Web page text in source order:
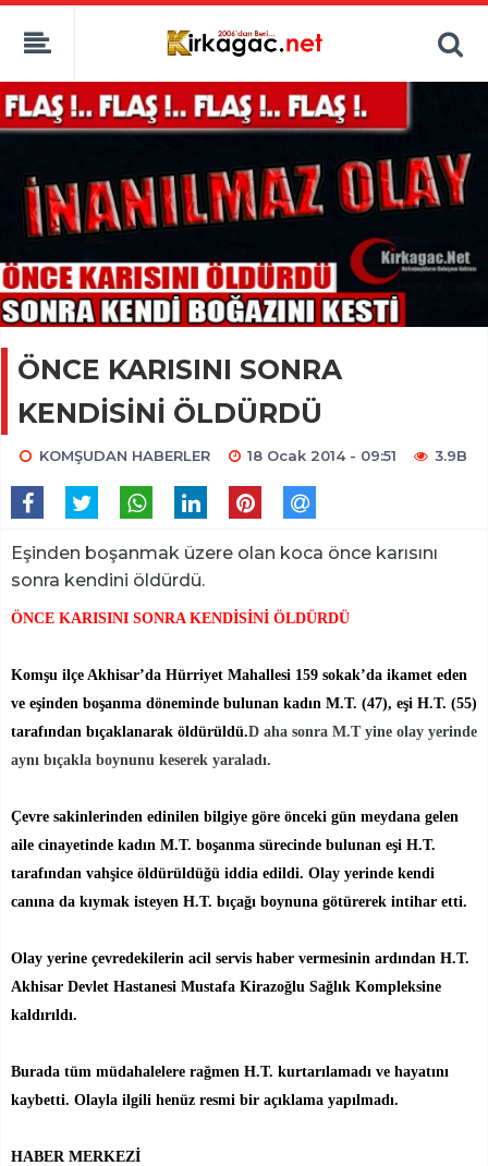
ÖNCE KARISINI SONRA
KENDİSİNİ ÖLDÜRDÜ
KOMŞUDAN HABERLER 18 Ocak 2014 - 09:51 3.9B
Eşinden boşanmak üzere olan koca önce karısını
sonra kendini öldürdü.
ÖNCE KARISINI SONRA KENDİSİNİ ÖLDÜRDÜ
Komşu ilçe Akhisar’da Hürriyet Mahallesi 159 sokak’da ikamet eden
ve eşinden boşanma döneminde bulunan kadın M.T. (47), eşi H.T. (55)
tarafından bıçaklanarak öldürüldü.D aha sonra M.T yine olay yerinde
aynı bıçakla boynunu keserek yaraladı.
Çevre sakinlerinden edinilen bilgiye göre önceki gün meydana gelen
aile cinayetinde kadın M.T. boşanma sürecinde bulunan eşi H.T.
tarafından vahşice öldürüldüğü iddia edildi. Olay yerinde kendi
canına da kıymak isteyen H.T. bıçağı boynuna götürerek intihar etti.
Olay yerine çevredekilerin acil servis haber vermesinin ardından H.T.
Akhisar Devlet Hastanesi Mustafa Kirazoğlu Sağlık Kompleksine
kaldırıldı.
Burada tüm müdahalelere rağmen H.T. kurtarılamadı ve hayatını
kaybetti. Olayla ilgili henüz resmi bir açıklama yapılmadı.
HABER MERKEZİ